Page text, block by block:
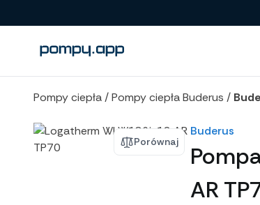
Pompy ciepła /Pompy ciepła Buderus /
Porównaj
Buderus
AR